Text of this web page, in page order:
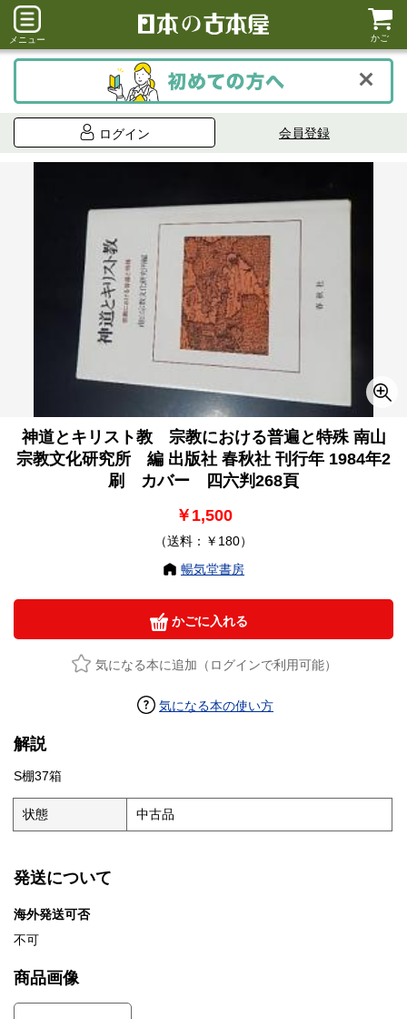
メニュー かご
ログイン 会員登録
神道とキリスト教 宗教における普遍と特殊 南山
宗教文化研究所 編 出版社 春秋社 刊行年 1984年2
刷 カバー 四六判268頁
￥1,500
（送料：￥180）
暢気堂書房
かごに入れる
気になる本に追加（ログインで利用可能）
気になる本の使い方
解説
S棚37箱
状態 中古品
発送について
海外発送可否
不可
商品画像